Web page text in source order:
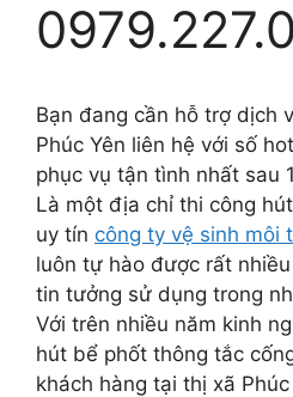
Bạn đang cần hỗ trợ dịch
Phúc Yên liên hệ với số
phục vụ tận tình nhất sau
Là một địa chỉ thi công
uy tín công ty vệ sinh môi
luôn tự hào được rất
tin tưởng sử dụng trong
Với trên nhiều năm kinh
hút bể phốt thông tắc
khách hàng tại thị xã